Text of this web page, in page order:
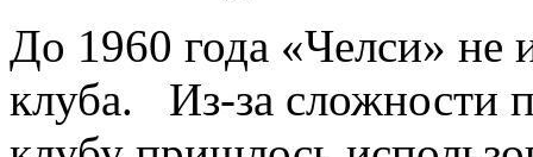
До 1960 года «Челси» не
клуба. Из-за сложности